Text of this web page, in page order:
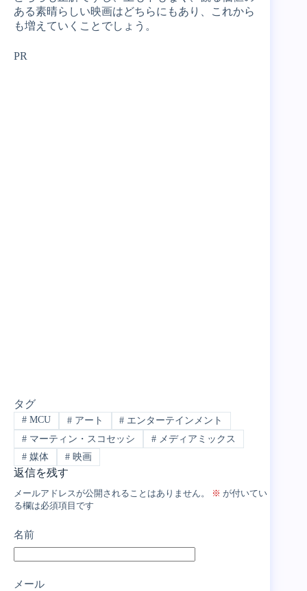
ある素晴らしい映画はどちらにもあり、これから
も増えていくことでしょう。
PR
タグ
#MCU #アート # エンターテインメント
#マーティン・スコセッシ #メディアミックス
#媒体 #映画
返信を残す
メールアドレスが公開されることはありません。 ※ が付いてい
る欄は必須項目です
名前
メール